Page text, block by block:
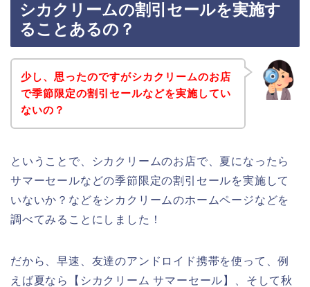
シカクリームの割引セールを実施す
ることあるの？
少し、思ったのですがシカクリームのお店
で季節限定の割引セールなどを実施してい
ないの？
ということで、シカクリームのお店で、夏になったら
サマーセールなどの季節限定の割引セールを実施して
いないか？などをシカクリームのホームページなどを
調べてみることにしました！
だから、早速、友達のアンドロイド携帯を使って、例
えば夏なら【シカクリーム サマーセール】、そして秋